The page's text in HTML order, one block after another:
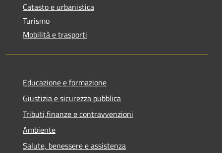
Catasto e urbanistica
Turismo
Mobilità e trasporti
Educazione e formazione
Giustizia e sicurezza pubblica
Tributi,finanze e contravvenzioni
Ambiente
Salute, benessere e assistenza